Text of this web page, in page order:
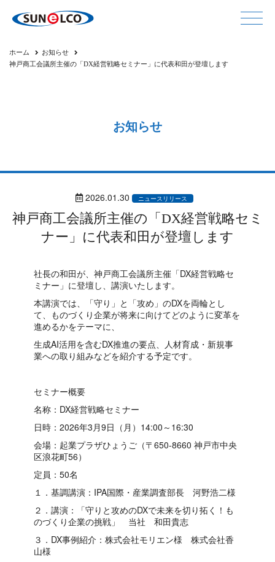
ホーム
お知らせ
神戸商工会議所主催の「DX経営戦略セミナー」に代表和田が登壇します
お知らせ
2026.01.30 ニュースリリース
神戸商工会議所主催の「DX経営戦略セミ
ナー」に代表和田が登壇します
社長の和田が、神戸商工会議所主催「DX経営戦略セ
ミナー」に登壇し、講演いたします。
本講演では、「守り」と「攻め」のDXを両輪とし
て、ものづくり企業が将来に向けてどのように変革を
進めるかをテーマに、
生成AI活用を含むDX推進の要点、人材育成・新規事
業への取り組みなどを紹介する予定です。
セミナー概要
名称：DX経営戦略セミナー
日時：2026年3月9日（月）14:00～16:30
会場：起業プラザひょうご（〒650-8660 神戸市中央
区浪花町56）
定員：50名
１．基調講演：IPA国際・産業調査部長 河野浩二様
２．講演：「守りと攻めのDXで未来を切り拓く！も
のづくり企業の挑戦」 当社 和田貴志
３．DX事例紹介：株式会社モリエン様 株式会社香
山様